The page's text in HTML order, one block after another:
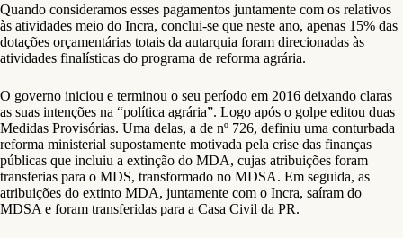
Quando consideramos esses pagamentos juntamente com os relativos
às atividades meio do Incra, conclui-se que neste ano, apenas 15% das
dotações orçamentárias totais da autarquia foram direcionadas às
atividades finalísticas do programa de reforma agrária.
O governo iniciou e terminou o seu período em 2016 deixando claras
as suas intenções na “política agrária”. Logo após o golpe editou duas
Medidas Provisórias. Uma delas, a de nº 726, definiu uma conturbada
reforma ministerial supostamente motivada pela crise das finanças
públicas que incluiu a extinção do MDA, cujas atribuições foram
transferias para o MDS, transformado no MDSA. Em seguida, as
atribuições do extinto MDA, juntamente com o Incra, saíram do
MDSA e foram transferidas para a Casa Civil da PR.